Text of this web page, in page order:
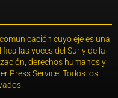
cuyo eje es una
las voces del Sur y de la
derechos humanos y
Press Service. Todos los